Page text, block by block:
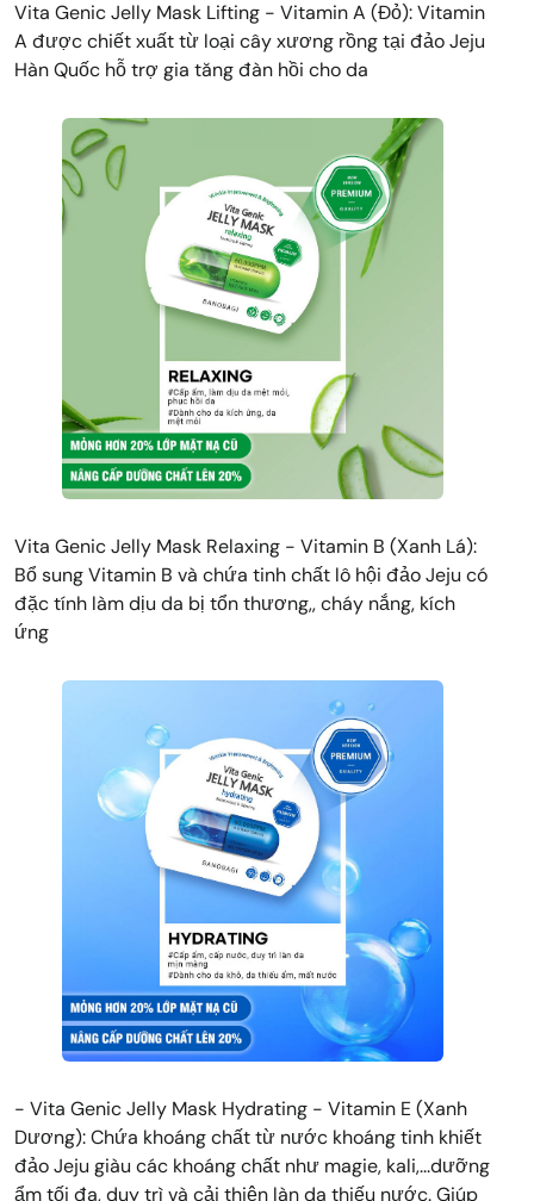
Vita Genic Jelly Mask Lifting - Vitamin A (Đỏ): Vitamin
A được chiết xuất từ loại cây xương rồng tại đảo Jeju
Hàn Quốc hỗ trợ gia tăng đàn hồi cho da
Vita Genic Jelly Mask Relaxing - Vitamin B (Xanh Lá):
Bổ sung Vitamin B và chứa tinh chất lô hội đảo Jeju có
đặc tính làm dịu da bị tổn thương,, cháy nắng, kích
ứng
- Vita Genic Jelly Mask Hydrating - Vitamin E (Xanh
Dương): Chứa khoáng chất từ nước khoáng tinh khiết
đảo Jeju giàu các khoáng chất như magie, kali,...dưỡng
ẩm tối đa, duy trì và cải thiện làn da thiếu nước. Giúp